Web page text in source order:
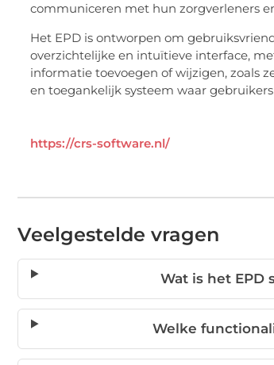
communiceren met hun zorgverleners
Het EPD is ontworpen om
overzichtelijke en intuïtieve interface,
informatie toevoegen of wijzigen, zoals
en toegankelijk systeem waar
https://crs-software.nl/
Veelgestelde vragen
Wat is het EPD
Welke